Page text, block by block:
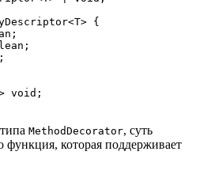
{
void;
MethodDecorator, суть
функция, которая поддерживает